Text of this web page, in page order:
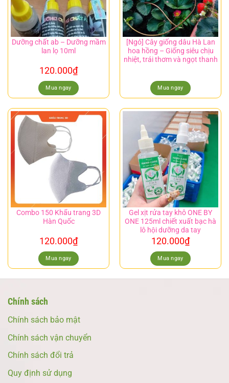
Dưỡng chất ab – Dưỡng mầm
lan lọ 10ml
120.000₫
Mua ngay
[Ngó] Cây giống dâu Hà Lan
hoa hồng – Giống siêu chịu
nhiệt, trái thơm và ngọt thanh
Mua ngay
Combo 150 Khẩu trang 3D
Hàn Quốc
120.000₫
Mua ngay
Gel xịt rửa tay khô ONE BY
ONE 125ml chiết xuất bạc hà
lô hội dưỡng da tay
120.000₫
Mua ngay
Chính sách
Chính sách bảo mật
Chính sách vận chuyển
Chính sách đổi trả
Quy định sử dụng